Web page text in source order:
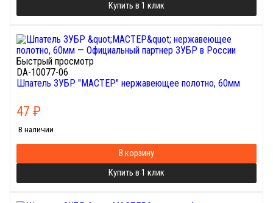
Купить в 1 клик
Быстрый просмотр
DA-10077-06
Шпатель ЗУБР "МАСТЕР" нержавеющее полотно, 60мм
47 ₽
В наличии
В корзину
Купить в 1 клик